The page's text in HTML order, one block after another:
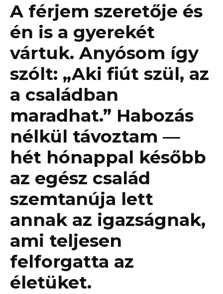
A férjem szeretője és
én is a gyerekét
vártuk. Anyósom így
szólt: „Aki fiút szül, az
a családban
maradhat.” Habozás
nélkül távoztam —
hét hónappal később
az egész család
szemtanúja lett
annak az igazságnak,
ami teljesen
felforgatta az
életüket.